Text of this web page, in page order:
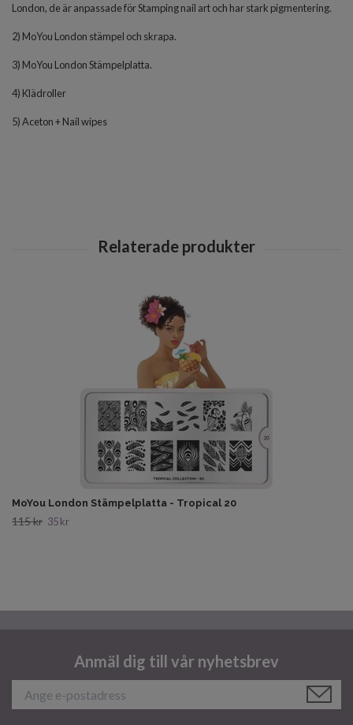
London, de är anpassade för Stamping nail art och har stark pigmentering.
2) MoYou London stämpel och skrapa.
3) MoYou London Stämpelplatta.
4) Klädroller
5) Aceton + Nail wipes
MoYou London Stämpelplatta - Tropical 20
115 kr 35 kr
Anmäl dig till vår nyhetsbrev